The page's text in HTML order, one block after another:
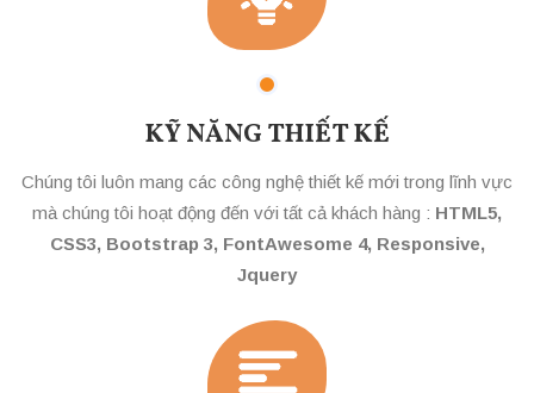
KỸ NĂNG THIẾT KẾ
Chúng tôi luôn mang các công nghệ thiết kế mới trong lĩnh vực
mà chúng tôi hoạt động đến với tất cả khách hàng : HTML5,
CSS3, Bootstrap 3, FontAwesome 4, Responsive,
Jquery